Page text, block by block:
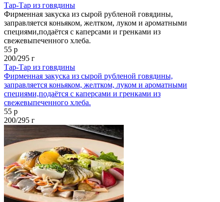
Тар-Тар из говядины
Фирменная закуска из сырой рубленой говядины,
заправляется коньяком, желтком, луком и ароматными
специями,подаётся с каперсами и гренками из
свежевыпеченного хлеба.
55 р
200/295 г
Тар-Тар из говядины
Фирменная закуска из сырой рубленой говядины,
заправляется коньяком, желтком, луком и ароматными
специями,подаётся с каперсами и гренками из
свежевыпеченного хлеба.
55 р
200/295 г